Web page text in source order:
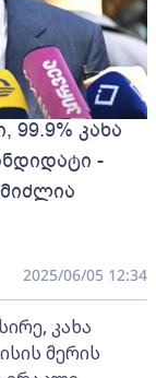
99.9% კახა
-
2025/06/05 12:34
კახა
მერის